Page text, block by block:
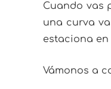
Cuando vas
una curva
estaciona
Vámonos a